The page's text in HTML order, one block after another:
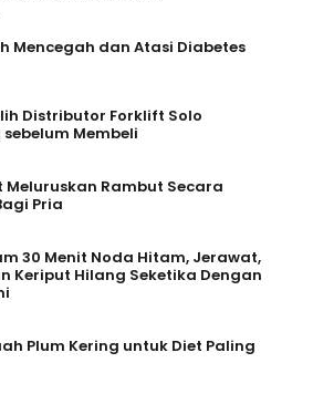
Mencegah dan Atasi Diabetes
Distributor Forklift Solo
Membeli
Meluruskan Rambut Secara
Pria
30 Menit Noda Hitam, Jerawat,
Keriput Hilang Seketika Dengan
Plum Kering untuk Diet Paling